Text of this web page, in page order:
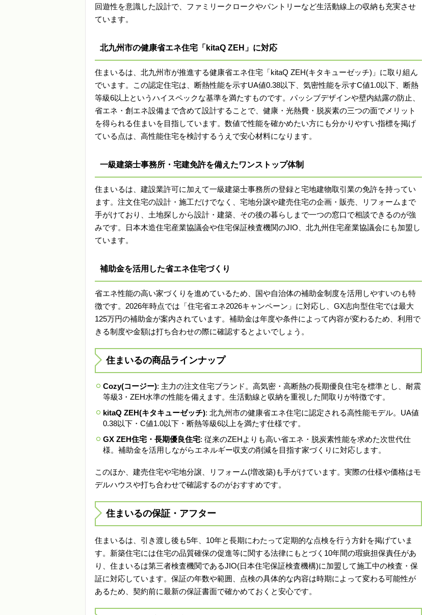
回遊性を意識した設計で、ファミリークロークやパントリーなど生活動線上の収納も充実させ
ています。
北九州市の健康省エネ住宅「kitaQ ZEH」に対応
住まいるは、北九州市が推進する健康省エネ住宅「kitaQ ZEH(キタキューゼッチ)」に取り組ん
でいます。この認定住宅は、断熱性能を示すUA値0.38以下、気密性能を示すC値1.0以下、断熱
等級6以上というハイスペックな基準を満たすものです。パッシブデザインや壁内結露の防止、
省エネ・創エネ設備まで含めて設計することで、健康・光熱費・脱炭素の三つの面でメリット
を得られる住まいを目指しています。数値で性能を確かめたい方にも分かりやすい指標を掲げ
ている点は、高性能住宅を検討するうえで安心材料になります。
一級建築士事務所・宅建免許を備えたワンストップ体制
住まいるは、建設業許可に加えて一級建築士事務所の登録と宅地建物取引業の免許を持ってい
ます。注文住宅の設計・施工だけでなく、宅地分譲や建売住宅の企画・販売、リフォームまで
手がけており、土地探しから設計・建築、その後の暮らしまで一つの窓口で相談できるのが強
みです。日本木造住宅産業協議会や住宅保証検査機関のJIO、北九州住宅産業協議会にも加盟し
ています。
補助金を活用した省エネ住宅づくり
省エネ性能の高い家づくりを進めているため、国や自治体の補助金制度を活用しやすいのも特
徴です。2026年時点では「住宅省エネ2026キャンペーン」に対応し、GX志向型住宅では最大
125万円の補助金が案内されています。補助金は年度や条件によって内容が変わるため、利用で
きる制度や金額は打ち合わせの際に確認するとよいでしょう。
住まいるの商品ラインナップ
Cozy(コージー): 主力の注文住宅ブランド。高気密・高断熱の長期優良住宅を標準とし、耐震
等級3・ZEH水準の性能を備えます。生活動線と収納を重視した間取りが特徴です。
kitaQ ZEH(キタキューゼッチ): 北九州市の健康省エネ住宅に認定される高性能モデル。UA値
0.38以下・C値1.0以下・断熱等級6以上を満たす仕様です。
GX ZEH住宅・長期優良住宅: 従来のZEHよりも高い省エネ・脱炭素性能を求めた次世代仕
様。補助金を活用しながらエネルギー収支の削減を目指す家づくりに対応します。
このほか、建売住宅や宅地分譲、リフォーム(増改築)も手がけています。実際の仕様や価格はモ
デルハウスや打ち合わせで確認するのがおすすめです。
住まいるの保証・アフター
住まいるは、引き渡し後も5年、10年と長期にわたって定期的な点検を行う方針を掲げていま
す。新築住宅には住宅の品質確保の促進等に関する法律にもとづく10年間の瑕疵担保責任があ
り、住まいるは第三者検査機関であるJIO(日本住宅保証検査機構)に加盟して施工中の検査・保
証に対応しています。保証の年数や範囲、点検の具体的な内容は時期によって変わる可能性が
あるため、契約前に最新の保証書面で確かめておくと安心です。